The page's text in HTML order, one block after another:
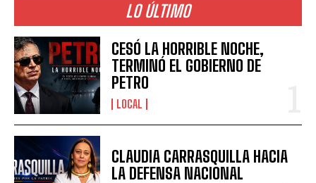
LO ÚLTIMO
CESÓ LA HORRIBLE NOCHE,
TERMINÓ EL GOBIERNO DE
PETRO
LOCAL
CLAUDIA CARRASQUILLA HACIA
LA DEFENSA NACIONAL